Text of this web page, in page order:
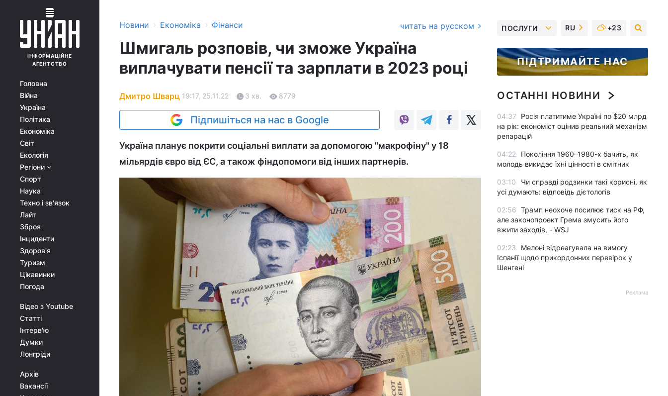
ІНФОРМАЦІЙНЕ
АГЕНТСТВО
Головна
Війна
Україна
Політика
Економіка
Світ
Екологія
Регіони
Спорт
Наука
Техно і зв'язок
Лайт
Зброя
Інциденти
Здоров'я
Туризм
Цікавинки
Погода
Відео з Youtube
Статті
Інтерв'ю
Думки
Лонгріди
Архів
Вакансії
Новини › Економіка › Фінанси читать на русском
Шмигаль розповів, чи зможе Україна
виплачувати пенсії та зарплати в 2023 році
Дмитро Шварц 19:17, 25.11.22 3 хв. 8779
Підпишіться на нас в Google
Україна планує покрити соціальні виплати за допомогою "макрофіну" у 18
мільярдів євро від ЄС, а також фіндопомоги від інших партнерів.
ПОСЛУГИ RU +23
ПІДТРИМАЙТЕ НАС
ОСТАННІ НОВИНИ
04:37
Росія платитиме Україні по $20 млрд
на рік: економіст оцінив реальний механізм
репарацій
04:22
Покоління 1960–1980-х бачить, як
молодь викидає їхні цінності в смітник
03:10
Чи справді родзинки такі корисні, як
усі думають: відповідь дієтологів
02:56 Трамп неохоче посилює тиск на РФ,
але законопроект Грема змусить його
вжити заходів, - WSJ
02:23
Мелоні відреагувала на вимогу
Іспанії щодо прикордонних перевірок у
Шенгені
Реклама